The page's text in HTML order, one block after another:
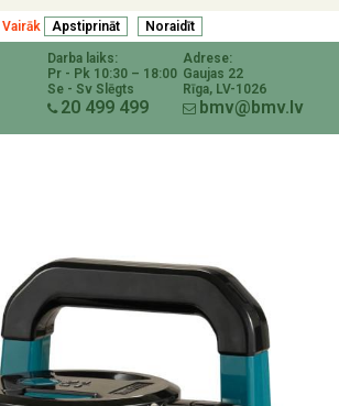
Vairāk
Darba laiks:
Pr - Pk 10:30 – 18:00
Se - Sv Slēgts
20 499 499
Adrese:
Gaujas 22
Rīga, LV-1026
bmv@bmv.lv